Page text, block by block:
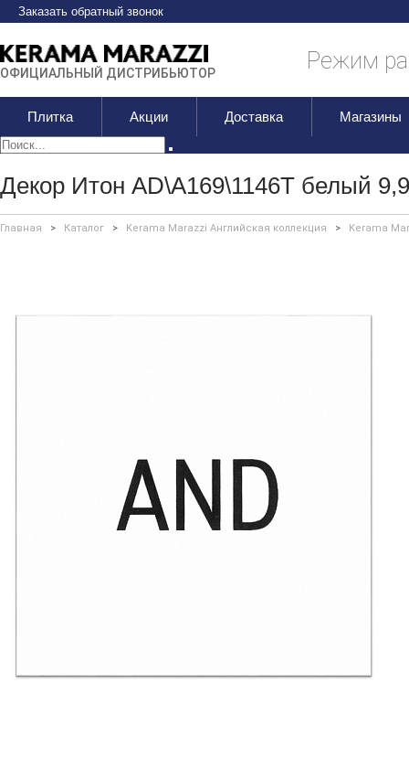
Заказать обратный звонок
ОФИЦИАЛЬНЫЙ ДИСТРИБЬЮТОР Режим
Плитка Акции Доставка Магазины
Декор Итон AD\A169\1146T белый
Главная > Каталог > Kerama Marazzi Английская коллекция > Kerama